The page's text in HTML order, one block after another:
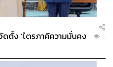
ตั้ง ‘ไตรภาคีความมั่นคง
...